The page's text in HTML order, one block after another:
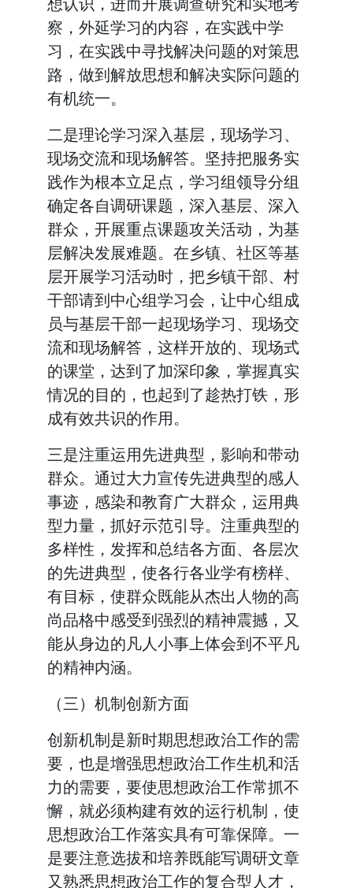
察，外延学习的内容，在实践中学
习，在实践中寻找解决问题的对策思
路，做到解放思想和解决实际问题的
有机统一。
二是理论学习深入基层，现场学习、
现场交流和现场解答。坚持把服务实
践作为根本立足点，学习组领导分组
确定各自调研课题，深入基层、深入
群众，开展重点课题攻关活动，为基
层解决发展难题。在乡镇、社区等基
层开展学习活动时，把乡镇干部、村
干部请到中心组学习会，让中心组成
员与基层干部一起现场学习、现场交
流和现场解答，这样开放的、现场式
的课堂，达到了加深印象，掌握真实
情况的目的，也起到了趁热打铁，形
成有效共识的作用。
三是注重运用先进典型，影响和带动
群众。通过大力宣传先进典型的感人
事迹，感染和教育广大群众，运用典
型力量，抓好示范引导。注重典型的
多样性，发挥和总结各方面、各层次
的先进典型，使各行各业学有榜样、
有目标，使群众既能从杰出人物的高
尚品格中感受到强烈的精神震撼，又
能从身边的凡人小事上体会到不平凡
的精神内涵。
（三）机制创新方面
创新机制是新时期思想政治工作的需
要，也是增强思想政治工作生机和活
力的需要，要使思想政治工作常抓不
懈，就必须构建有效的运行机制，使
思想政治工作落实具有可靠保障。一
是要注意选拔和培养既能写调研文章
又熟悉思想政治工作的复合型人才，